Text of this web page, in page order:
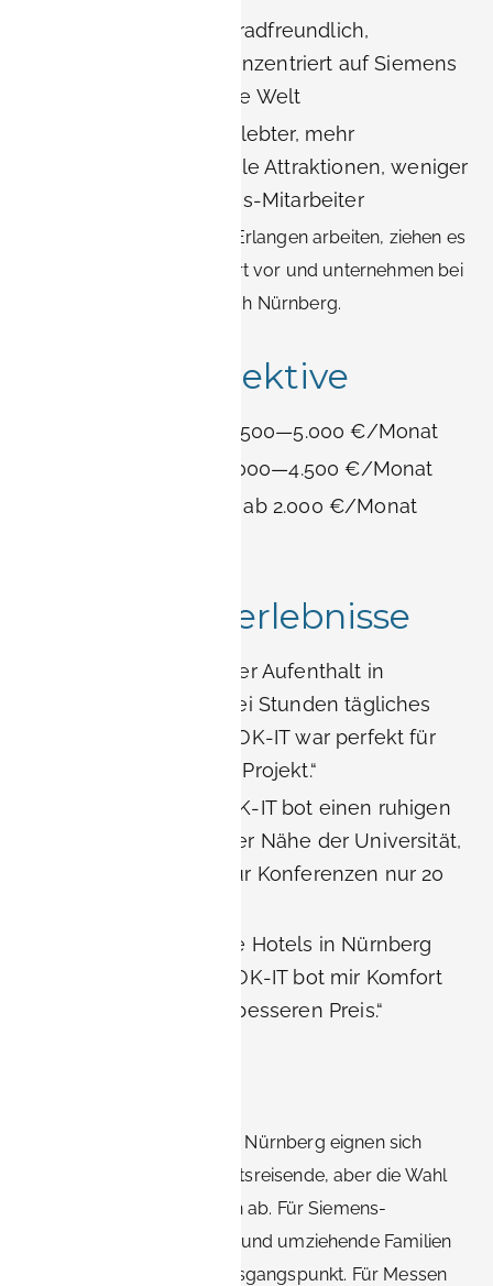
: leiser, fahrradfreundlich,
familienorientiert, konzentriert auf Siemens
und die akademische Welt
: größer, belebter, mehr
Nachtleben, kulturelle Attraktionen, weniger
praktisch für Siemens-Mitarbeiter
Geschäftsreisende, die in Erlangen arbeiten, ziehen es
in der Regel vor Ort vor Ort vor und unternehmen bei
Bedarf Tagesausflüge nach Nürnberg.
Kostenperspektive
Hotel in Nürnberg: 3.500—5.000 €/Monat
Hotel in Erlangen: 3.000—4.500 €/Monat
BOOK-IT Apartment: ab 2.000 €/Monat
Echte Gästeerlebnisse
Siemens-Berater: „Der Aufenthalt in
Erlangen hat mir zwei Stunden tägliches
Pendeln erspart. BOOK-IT war perfekt für
mein dreimonatiges Projekt.“
FAU-Forscher: „BOOK-IT bot einen ruhigen
Ausgangspunkt in der Nähe der Universität,
und Nürnberg war für Konferenzen nur 20
Messebesucher: „Die Hotels in Nürnberg
waren voll, aber BOOK-IT bot mir Komfort
und Platz zu einem besseren Preis.“
Sowohl Erlangen als auch Nürnberg eignen sich
hervorragend für Geschäftsreisende, aber die Wahl
hängt von Ihren Prioritäten ab. Für Siemens-
Mitarbeiter, FAU-Forscher und umziehende Familien
ist Erlangen der ideale Ausgangspunkt. Für Messen